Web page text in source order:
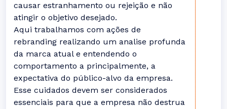
causar estranhamento ou rejeição e não
atingir o objetivo desejado.
Aqui trabalhamos com ações de
rebranding realizando um analise profunda
da marca atual e entendendo o
comportamento a principalmente, a
expectativa do público-alvo da empresa.
Esse cuidados devem ser considerados
essenciais para que a empresa não destrua